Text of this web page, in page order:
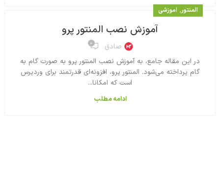
المنتور, اموزشی
آموزش نصب المنتور پرو
صادق ۰
در این مقاله جامع، به آموزش نصب المنتور پرو به صورت گام به
گام پرداخته می‌شود. المنتور پرو، افزونه‌ای قدرتمند برای وردپرس
است که امکانا...
ادامه مطلب